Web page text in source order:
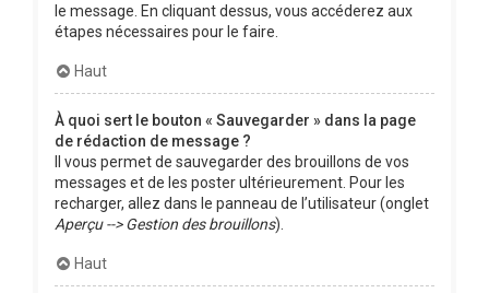
le message. En cliquant dessus, vous accéderez aux
étapes nécessaires pour le faire.
Haut
À quoi sert le bouton « Sauvegarder » dans la page
de rédaction de message ?
Il vous permet de sauvegarder des brouillons de vos
messages et de les poster ultérieurement. Pour les
recharger, allez dans le panneau de l’utilisateur (onglet
Aperçu --> Gestion des brouillons).
Haut